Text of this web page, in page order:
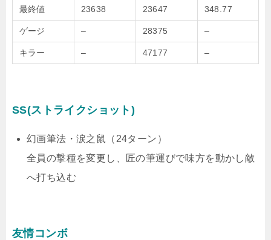
最終値 23638 23647 348.77
ゲージ – 28375 –
キラー – 47177 –
SS(ストライクショット)
幻画筆法・涙之鼠（24ターン）
全員の撃種を変更し、匠の筆運びで味方を動かし敵
へ打ち込む
友情コンボ